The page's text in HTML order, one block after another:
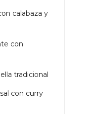
calabaza y
con
tradicional
con curry